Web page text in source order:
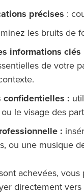
précises :
les bruits de
informations clés
de votre
confidentielles :
le visage des
:
ou une musique
achevées,
directement